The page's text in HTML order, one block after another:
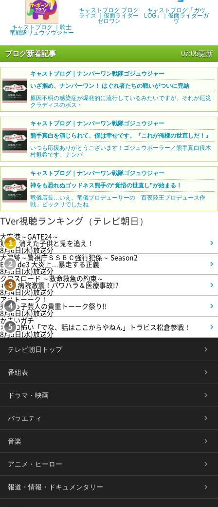
キャストブログ ｜騎士
竜戦隊リュウソウジャー
キャストブログ ブログ
ライズ ｜仮面ライダー
ゼロワン
キャストブログ「ガヴ
LOG」｜仮面ライダーガ
ヴ
ブログ新着記事 07:05更新
キャストブログ｜ナンバーワン戦隊ゴジュウジャー
いざ掴め、ナンバーワン！ はぐれ者たちの戦いがついに完結
原因不明の感染症が爆発的に流行しているみたいですが、それが厄災
クラディスのボス・
キャストブログ｜ナンバーワン戦隊ゴジュウジャー
熊手真白を演じられて、僕は幸せです。『これが俺様の世直しだ！』
いつも応援ありがとうございます！ゴジュウポーラー／熊手真白役木
村魁希です。ナンバ
キャストブログ｜ナンバーワン戦隊ゴジュウジャー
神をも恐れぬゴッドネス熊手の“覚悟の世直し”が始まる！
竜儀店長…いえ、竜儀プロデューサーの「百夜陸王プロデュース作
戦」ビックリでしたね
TVer視聴ランキング（テレビ朝日）
1
大空港～GATE24～
第3話 消えた子供と兎を追え！
8月6日(木)放送分
2
大追跡～警視庁ＳＳＢＣ強行犯係～ Season2
Episode3 大炎上…暴走する正義
8月5日(水)放送分
3
クロスロード ～救命救急の約束～
＃5 病院激震！パワハラ＆医療事故!?
8月4日(火)放送分
4
アメトーーク！
売れっ子芸人の貴重トーーク祭り!!
8月6日(木)放送分
5
かまいガチ
オモロ怖い「でな、話はここからやねん」トラビス松倉参戦！
8月5日(水)放送分
テレビ朝日トップ
番組表
ドラマ・映画
バラエティ
音楽
アニメ・ヒーロー
報道・情報・ドキュメンタリー